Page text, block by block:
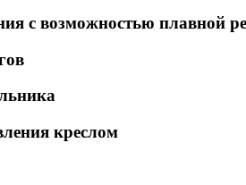
с возможностью плавной
креслом